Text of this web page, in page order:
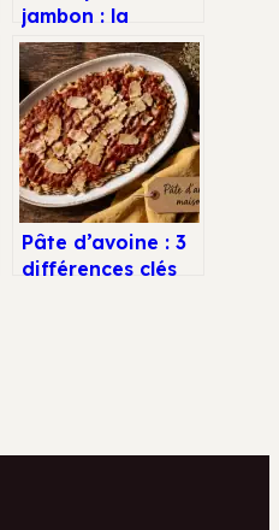
jambon : la
méthode pour
des tranches
parfaites de 2 mm
Pâte d’avoine : 3
différences clés